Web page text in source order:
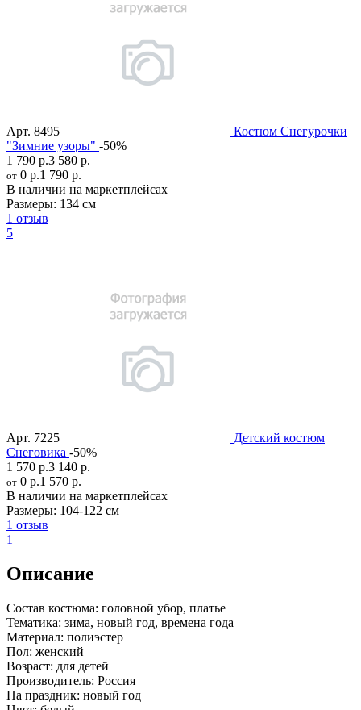
Арт. 8495
Костюм Снегурочки
"Зимние узоры" -50%
1 790 р.3 580 р.
от 0 р.1 790 р.
В наличии на маркетплейсах
Размеры: 134 см
1 отзыв
5
Арт. 7225
Детский костюм
Снеговика -50%
1 570 р.3 140 р.
от 0 р.1 570 р.
В наличии на маркетплейсах
Размеры: 104-122 см
1 отзыв
1
Описание
Состав костюма: головной убор, платье
Тематика: зима, новый год, времена года
Материал: полиэстер
Пол: женский
Возраст: для детей
Производитель: Россия
На праздник: новый год